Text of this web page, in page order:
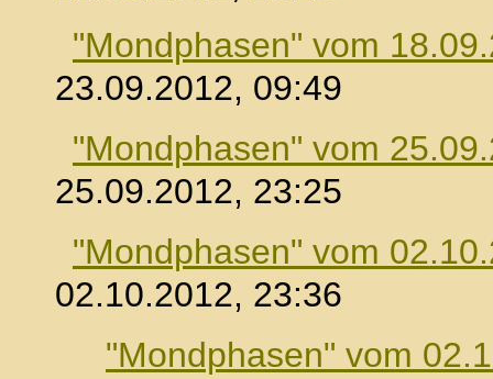
"Mondphasen" vom
23.09.2012, 09:49
"Mondphasen" vom
25.09.2012, 23:25
"Mondphasen" vom
02.10.2012, 23:36
"Mondphasen" vom